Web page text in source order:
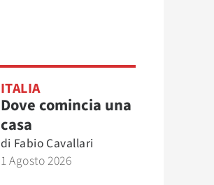
ITALIA
Dove comincia una
casa
di Fabio Cavallari
1 Agosto 2026